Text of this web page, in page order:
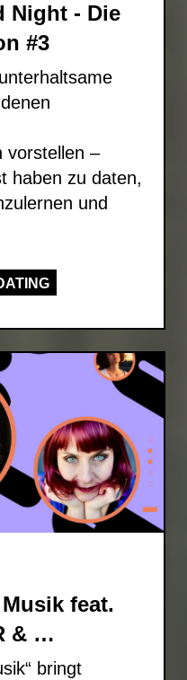
Night - Die
#3
vorstellen –
haben zu daten,
und
feat.
& …
bringt